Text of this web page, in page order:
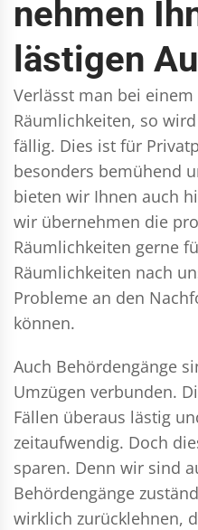
nehmen
lästigen
Verlässt man bei
Räumlichkeiten, so
fällig. Dies ist für
besonders bemühend
bieten wir Ihnen auch
wir übernehmen die
Räumlichkeiten gerne
Räumlichkeiten nach
Probleme an den
können.
Auch Behördengänge
Umzügen verbunden.
Fällen überaus lästig
zeitaufwendig. Doch
sparen. Denn wir sind
Behördengänge
wirklich zurücklehnen,